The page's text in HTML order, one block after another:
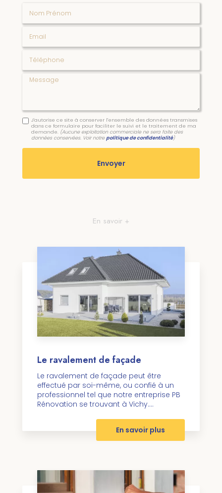
Message
J'autorise ce site à conserver l'ensemble des données transmises
dans ce formulaire pour faciliter le suivi et le traitement de ma
demande. (Aucune exploitation commerciale ne sera faite des
données conservées. Voir notrepolitique de confidentialité)
En savoir +
Le ravalement de façade
Le ravalement de façade peut être
effectué par soi-même, ou confié à un
professionnel tel que notre entreprise PB
Rénovation se trouvant à Vichy....
En savoir plus